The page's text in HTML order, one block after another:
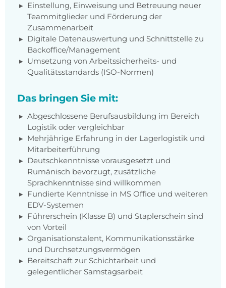
Einstellung, Einweisung und Betreuung neuer
Teammitglieder und Förderung der
Zusammenarbeit
Digitale Datenauswertung und Schnittstelle zu
Backoffice/Management
Umsetzung von Arbeitssicherheits- und
Qualitätsstandards (ISO-Normen)
Das bringen Sie mit:
Abgeschlossene Berufsausbildung im Bereich
Logistik oder vergleichbar
Mehrjährige Erfahrung in der Lagerlogistik und
Mitarbeiterführung
Deutschkenntnisse vorausgesetzt und
Rumänisch bevorzugt, zusätzliche
Sprachkenntnisse sind willkommen
Fundierte Kenntnisse in MS Office und weiteren
EDV-Systemen
Führerschein (Klasse B) und Staplerschein sind
von Vorteil
Organisationstalent, Kommunikationsstärke
und Durchsetzungsvermögen
Bereitschaft zur Schichtarbeit und
gelegentlicher Samstagsarbeit